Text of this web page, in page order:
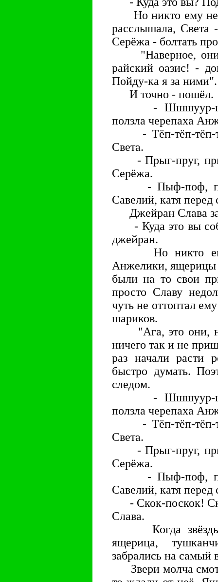
Но никто ему не
расслышала, Света
Серёжа - болтать
"Наверное, они
райский оазис! -
Пойду-ка я за ними".
И точно - пошёл.
- Шшшуур-
ползла черепаха
- Тёп-тёп-тёп-
Света.
- Прыг-пруг,
Серёжа.
- Пыф-поф, пыф-
Савелий, катя
Джейран Слава
- Куда это вы
джейран.
Но никто ему
Анжелики,
были на то свои
просто Славу
чуть не оттоптал
шариков.
"Ага, это они,
ничего так и не
раз начали расти
быстро думать.
следом.
- Шшшуур-
ползла черепаха
- Тёп-тёп-тёп-
Света.
- Прыг-пруг,
Серёжа.
- Пыф-поф, пыф-
Савелий, катя
- Скок-поскок!
Слава.
Когда звёзды
ящерица,
забрались на самый
Звери молча